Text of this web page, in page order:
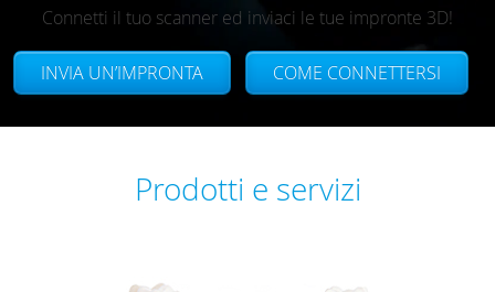
Connetti il tuo scanner ed inviaci le tue impronte 3D!
INVIA UN’IMPRONTA COME CONNETTERSI
Prodotti e servizi